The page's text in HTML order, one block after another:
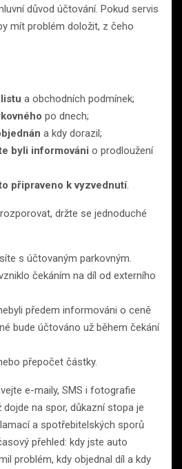
důvod účtování. Pokud servis
mít problém doložit, z čeho
a obchodních podmínek;
po dnech;
a kdy dorazil;
byli informováni o prodloužení
připraveno k vyzvednutí.
držte se jednoduché
s účtovaným parkovným.
čekáním na díl od externího
předem informováni o ceně
bude účtováno už během čekání
přepočet částky.
e-maily, SMS i fotografie
na spor, důkazní stopa je
a spotřebitelských sporů
přehled: kdy jste auto
problém, kdy objednal díl a kdy